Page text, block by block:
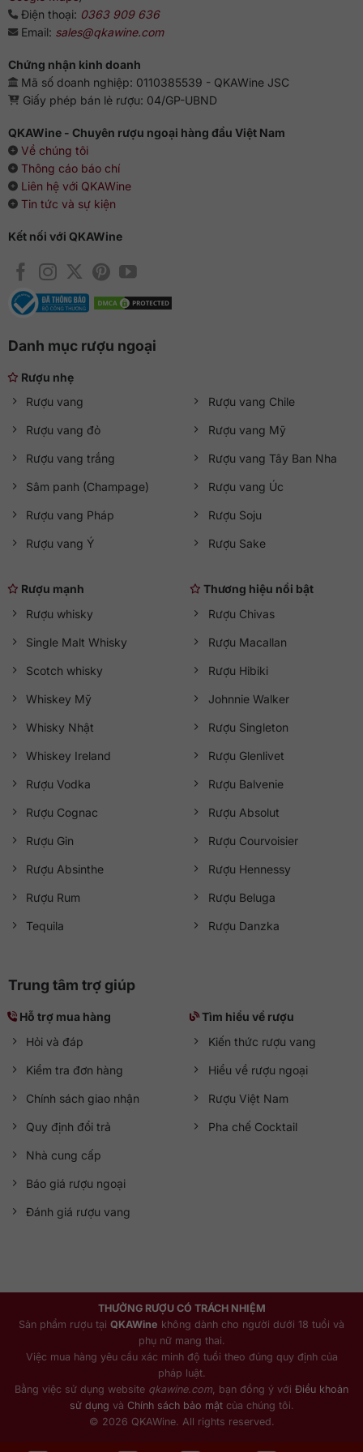
vang này phù hợp cho những bữa tối nhẹ nhàng, tiệc thân
mật hoặc làm quà theo hướng thanh lịch và hiện đại.
phong cách vang hồng phù hợp với khẩu vị, món ăn và dịp
sử dụng.
Điện thoại: 0363 909 636
Email: sales@qkawine.com
Chứng nhận kinh doanh
Mã số doanh nghiệp: 0110385539 - QKAWine JSC
Giấy phép bán lẻ rượu: 04/GP-UBND
QKAWine - Chuyên rượu ngoại hàng đầu Việt Nam
Về chúng tôi
Thông cáo báo chí
Liên hệ với QKAWine
Tin tức và sự kiện
Kết nối với QKAWine
Danh mục rượu ngoại
Rượu nhẹ
Rượu vang
Rượu vang đỏ
Rượu vang trắng
Sâm panh (Champage)
Rượu vang Pháp
Rượu vang Ý
Rượu vang Chile
Rượu vang Mỹ
Rượu vang Tây Ban Nha
Rượu vang Úc
Rượu Soju
Rượu Sake
Rượu mạnh
Rượu whisky
Single Malt Whisky
Scotch whisky
Whiskey Mỹ
Whisky Nhật
Whiskey Ireland
Rượu Vodka
Rượu Cognac
Rượu Gin
Rượu Absinthe
Rượu Rum
Tequila
Thương hiệu nổi bật
Rượu Chivas
Rượu Macallan
Rượu Hibiki
Johnnie Walker
Rượu Singleton
Rượu Glenlivet
Rượu Balvenie
Rượu Absolut
Rượu Courvoisier
Rượu Hennessy
Rượu Beluga
Rượu Danzka
Trung tâm trợ giúp
Hỗ trợ mua hàng
Hỏi và đáp
Kiểm tra đơn hàng
Chính sách giao nhận
Quy định đổi trả
Nhà cung cấp
Báo giá rượu ngoại
Đánh giá rượu vang
Tìm hiểu về rượu
Kiến thức rượu vang
Hiểu về rượu ngoại
Rượu Việt Nam
Pha chế Cocktail
THƯỞNG RƯỢU CÓ TRÁCH NHIỆM
Sản phẩm rượu tại QKAWine không dành cho người dưới 18 tuổi và
phụ nữ mang thai.
Việc mua hàng yêu cầu xác minh độ tuổi theo đúng quy định của
pháp luật.
Bằng việc sử dụng website qkawine.com , bạn đồng ý với Điều khoản
sử dụng và Chính sách bảo mậtcủa chúng tôi.
© 2026 QKAWine. All rights reserved.